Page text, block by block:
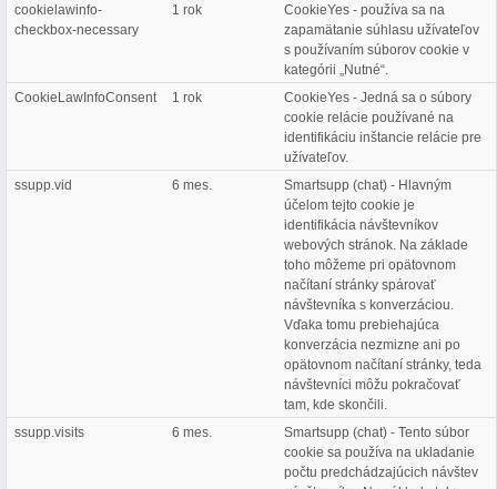
cookielawinfo-
checkbox-necessary
1 rok
CookieYes - používa sa na
zapamätanie súhlasu užívateľov
s používaním súborov cookie v
kategórii „Nutné“.
CookieLawInfoConsent
1 rok
CookieYes - Jedná sa o súbory
cookie relácie používané na
identifikáciu inštancie relácie pre
užívateľov.
ssupp.vid
6 mes.
Smartsupp (chat) - Hlavným
účelom tejto cookie je
identifikácia návštevníkov
webových stránok. Na základe
toho môžeme pri opätovnom
načítaní stránky spárovať
návštevníka s konverzáciou.
Vďaka tomu prebiehajúca
konverzácia nezmizne ani po
opätovnom načítaní stránky, teda
návštevníci môžu pokračovať
tam, kde skončili.
ssupp.visits
6 mes.
Smartsupp (chat) - Tento súbor
cookie sa používa na ukladanie
počtu predchádzajúcich návštev